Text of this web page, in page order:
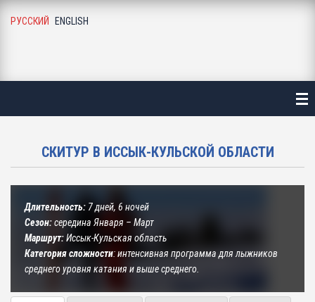
РУССКИЙ ENGLISH
ГАЛЕРЕЯ
И НОВОСТИ
И ПАРТНЕРЫ
СКИТУР В ИССЫК-КУЛЬСКОЙ ОБЛАСТИ
Длительность: 7 дней, 6 ночей
Сезон:середина Января – Март
Маршрут:Иссык-Кульская область
Категория сложности: интенсивная программа для лыжников
среднего уровня катания и выше среднего.